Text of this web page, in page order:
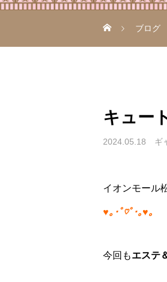
ブログ
キュー
2024.05.18 ギ
イオンモール
♥｡･ﾟ♡ﾟ･｡♥｡
今回もエステ